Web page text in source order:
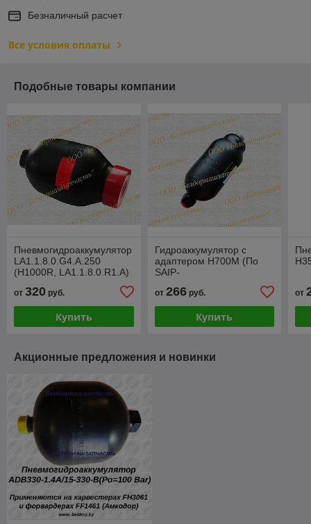
Безналичный расчет
Все условия оплаты
Подобные товары компании
Пневмогидроаккумулятор
LA1.1.8.0.G4.A.250
(H1000R, LA1.1.8.0.R1.A)
от 320 руб.
Купить
Гидроаккумулятор с
адаптером H700M (По
SAIP-
50 bar (мемб. ts--20+80))
от 266руб.
Купить
от
Акционные предложения и новинки